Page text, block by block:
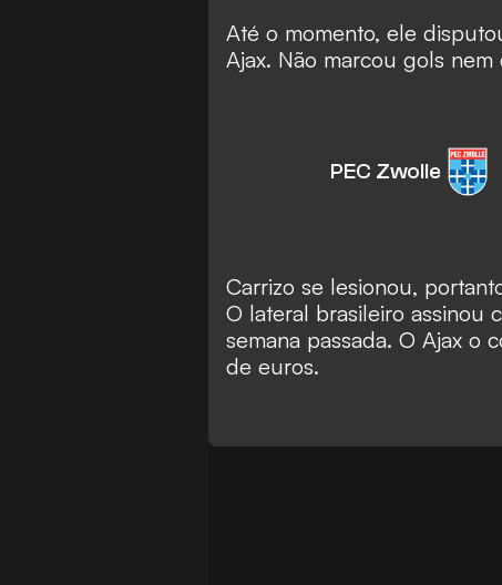
Até o momento, ele
Ajax. Não marcou gols nem
PEC Zwolle
Carrizo se lesionou,
O lateral brasileiro assinou
semana passada. O Ajax o
de euros.